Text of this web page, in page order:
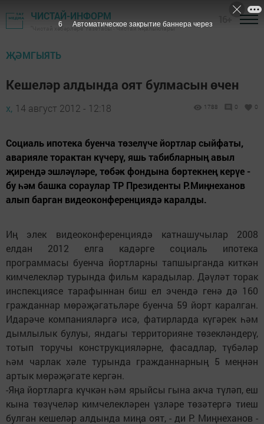
ЧИСТАЙ-ИНФОРМ
"Чистай хәбәрләре" газетасы - Чистай яңалыклары
ҖӘМГЫЯТЬ
Кешеләр алдында оят булмасын өчен
х, 14 август 2012 - 12:18 1788 0 0
Социаль ипотека буенча төзелүче йортлар сыйфаты,
аварияле торактан күчерү, яшь табибларның авыл
җирендә эшләүләре, төбәк фондына бөртекнең керүе -
бу һәм башка сораулар ТР Президенты Р.Миңнеханов
алып барган видеоконференциядә каралды.
Иң элек видеоконференциядә катнашучылар 2008
елдан 2012 елга кадәрге социаль ипотека
программасы буенча йортларны тапшырганда киткән
кимчелекләр турында фильм карадылар. Дәүләт торак
инспекциясе тарафыннан биш ел эчендә генә дә 160
гражданнар мөрәҗәгатьләре буенча 59 йорт каралган.
Идарәче компанияләргә исә, фатирларда күгәрек һәм
дымлылык булуы, яндагы территорияне төзекләндерү,
тотып торучы конструкцияләрне, фасадлар, түбәләр
һәм чарлак хәле турында гражданнарның 5 меңнән
артык мөрәҗәгате кергән.
-Яңа йортларга күчкән һәм ярыйсы гына акча түләп, еш
кына төзүчеләр кимчелекләрен үзләре төзәтергә тиеш
булган кешеләр алдында миңа оят, - ди Р. Миңнеханов -
5 Автоматическое закрытие баннера через